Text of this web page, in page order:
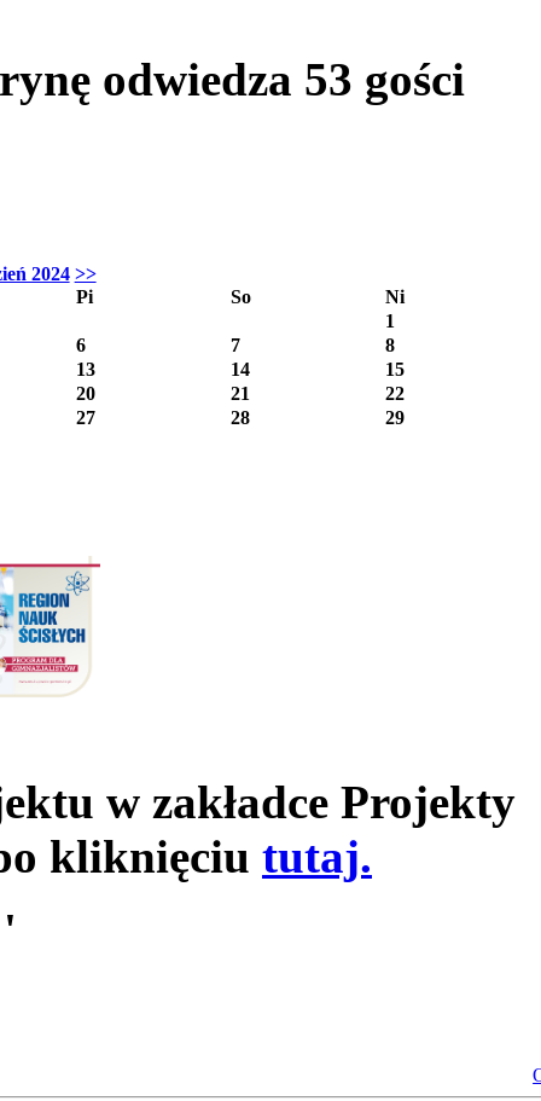
odwiedza 53 gości
2024 >>
Pi
So
Ni
1
6
7
8
13
14
15
20
21
22
27
28 29
w zakładce Projekty
kliknięciu tutaj.
'